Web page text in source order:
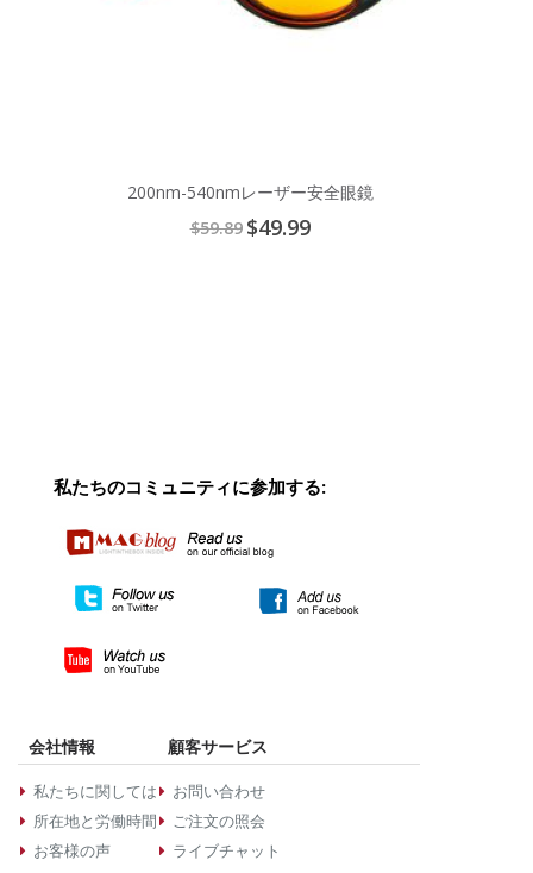
200nm-540nmレーザー安全眼鏡
$59.89 Special
Price
$49.99
私たちのコミュニティに参加する:
会社情報
私たちに関しては
所在地と労働時間
お客様の声
顧客サービス
お問い合わせ
ご注文の照会
ライブチャット